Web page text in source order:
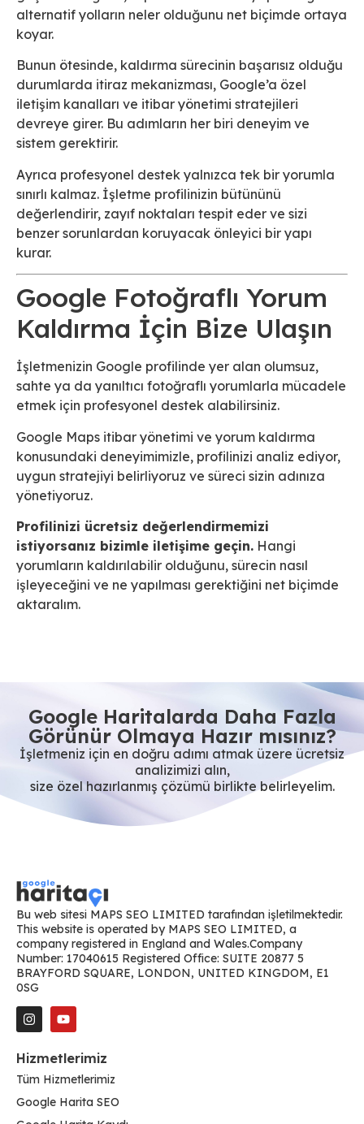
alternatif yolların neler olduğunu net biçimde ortaya
koyar.
Bunun ötesinde, kaldırma sürecinin başarısız olduğu
durumlarda itiraz mekanizması, Google’a özel
iletişim kanalları ve itibar yönetimi stratejileri
devreye girer. Bu adımların her biri deneyim ve
sistem gerektirir.
Ayrıca profesyonel destek yalnızca tek bir yorumla
sınırlı kalmaz. İşletme profilinizin bütününü
değerlendirir, zayıf noktaları tespit eder ve sizi
benzer sorunlardan koruyacak önleyici bir yapı
kurar.
Google Fotoğraflı Yorum
Kaldırma İçin Bize Ulaşın
İşletmenizin Google profilinde yer alan olumsuz,
sahte ya da yanıltıcı fotoğraflı yorumlarla mücadele
etmek için profesyonel destek alabilirsiniz.
Google Maps itibar yönetimi ve yorum kaldırma
konusundaki deneyimimizle, profilinizi analiz ediyor,
uygun stratejiyi belirliyoruz ve süreci sizin adınıza
yönetiyoruz.
Profilinizi ücretsiz değerlendirmemizi
istiyorsanız bizimle iletişime geçin. Hangi
yorumların kaldırılabilir olduğunu, sürecin nasıl
işleyeceğini ve ne yapılması gerektiğini net biçimde
aktaralım.
Google Haritalarda Daha Fazla
Görünür Olmaya Hazır mısınız?
İşletmeniz için en doğru adımı atmak üzere ücretsiz
analizimizi alın,
size özel hazırlanmış çözümü birlikte belirleyelim.
Bu web sitesi MAPS SEO LIMITED tarafından işletilmektedir.
This website is operated by MAPS SEO LIMITED, a
company registered in England and Wales.Company
Number: 17040615 Registered Office: SUITE 20877 5
BRAYFORD SQUARE, LONDON, UNITED KINGDOM, E1
0SG
Hizmetlerimiz
Tüm Hizmetlerimiz
Google Harita SEO